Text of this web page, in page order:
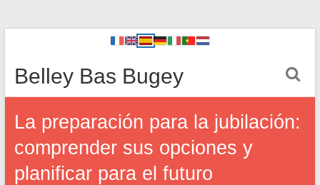
Belley Bas Bugey
La preparación para la jubilación:
comprender sus opciones y
planificar para el futuro